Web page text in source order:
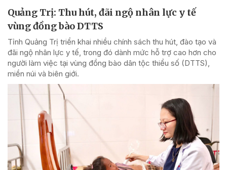
Quảng Trị: Thu hút, đãi ngộ nhân lực y tế
vùng đồng bào DTTS
Tỉnh Quảng Trị triển khai nhiều chính sách thu hút, đào tạo và
đãi ngộ nhân lực y tế, trong đó dành mức hỗ trợ cao hơn cho
người làm việc tại vùng đồng bào dân tộc thiểu số (DTTS),
miền núi và biên giới.